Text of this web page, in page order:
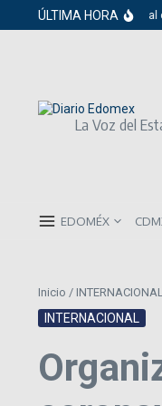
Saltar al contenido
ÚLTIMA HORA
Del cabildo al
La Voz del
EDOMÉX
Inicio /
INTERNACIONAL